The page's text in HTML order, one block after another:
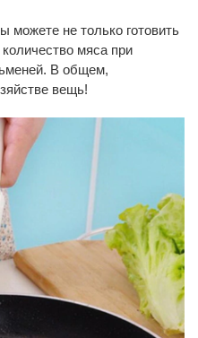
не только готовить
мяса при
В общем,
вещь!